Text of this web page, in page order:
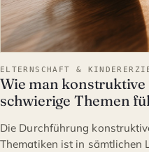
ELTERNSCHAFT &
Wie man konstruktive
schwierige Themen
Die Durchführung
Thematiken ist in sämtlichen